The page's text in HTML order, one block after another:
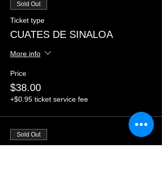
Sold Out
Ticket type
CUATES DE SINALOA
More info
Price
$38.00
+$0.95 ticket service fee
Sold Out